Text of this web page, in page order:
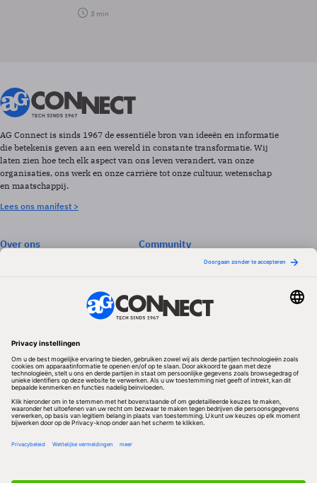
3 min
AG Connect is sinds 1967 de essentiële bron van ideeën en informatie
die betekenis geven aan een wereld in constante transformatie. Wij
laten zien hoe tech elk aspect van ons leven verandert, van onze
organisaties, ons werk en onze carrière tot onze cultuur, wetenschap
en maatschappij.
Lees ons manifest >
Over ons
Privacyinstellingen
Community
Events & Opleidingen
Vacatures
Whitepapers
Volg ons